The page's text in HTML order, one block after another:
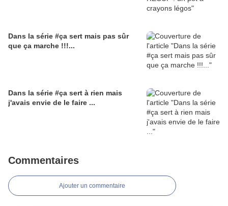
Dans la série #ça sert mais pas sûr
que ça marche !!!...
Dans la série #ça sert à rien mais
j'avais envie de le faire ...
Commentaires
Ajouter un commentaire